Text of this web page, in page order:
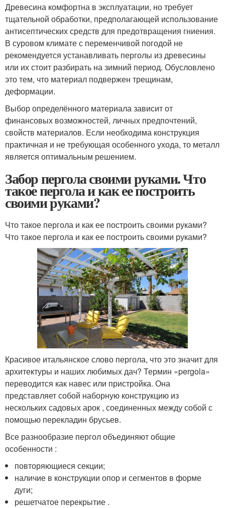
Древесина комфортна в эксплуатации, но требует
тщательной обработки, предполагающей использование
антисептических средств для предотвращения гниения.
В суровом климате с переменчивой погодой не
рекомендуется устанавливать перголы из древесины
или их стоит разбирать на зимний период. Обусловлено
это тем, что материал подвержен трещинам,
деформации.
Выбор определённого материала зависит от
финансовых возможностей, личных предпочтений,
свойств материалов. Если необходима конструкция
практичная и не требующая особенного ухода, то металл
является оптимальным решением.
Забор пергола своими руками. Что
такое пергола и как ее построить
своими руками?
Что такое пергола и как ее построить своими руками?
Что такое пергола и как ее построить своими руками?
Красивое итальянское слово пергола, что это значит для
архитектуры и наших любимых дач? Термин «pergola»
переводится как навес или пристройка. Она
представляет собой наборную конструкцию из
нескольких садовых арок , соединенных между собой с
помощью перекладин брусьев.
Все разнообразие пергол объединяют общие
особенности :
повторяющиеся секции;
наличие в конструкции опор и сегментов в форме
дуги;
решетчатое перекрытие .